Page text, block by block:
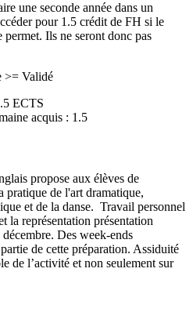
une seconde année dans un
pour 1.5 crédit de FH si le
Ils ne seront donc pas
>= Validé
ECTS
acquis : 1.5
propose aux élèves de
pratique de l'art dramatique,
et de la danse. Travail personnel
la représentation présentation
Des week-ends
de cette préparation. Assiduité
de l’activité et non seulement sur